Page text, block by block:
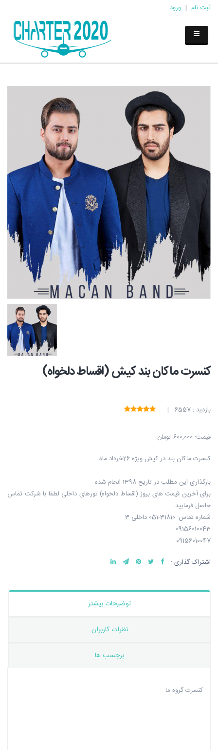
ثبت نام | ورود
کنسرت ماکان بند کیش (اقساط دلخواه)
بازدید : 6557 |
قیمت: 600,000 تومان
کنسرت ماکان بند در کیش ویژه 26خرداد ماه
بارگذاری این مطلب در تاریخ 1398 انجام شده
برای آخرین قیمت های بروز (اقساط دلخواه) تورهای داخلی لطفا با شرکت تماس
حاصل فرمایید
شماره تماس: 31810-051 داخلی 3
09156010043
09156010047
اشتراک گذاری :
توضیحات بیشتر
نظرات کاربران
برچسب ها
کنسرت گروه ما